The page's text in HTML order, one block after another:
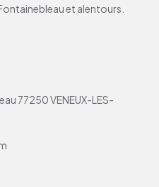
et alentours.
77250 VENEUX-LES-